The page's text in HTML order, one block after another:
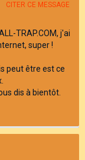
CITER CE MESSAGE
TRAP.COM, j'ai
super !
peut être est ce
dis à bientôt.